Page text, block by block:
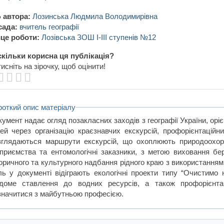
автора: Лозинська Людмила Володимирівна
вчитель географії
роботи: Лозівська ЗОШ І-ІІІ ступенів №12
корисна ця публікація?
на зірочку, щоб оцінити!
опис матеріалу
надає огляд позакласних заходів з географії України,
через організацію краєзнавчих екскурсій,
маршрути екскурсій, що охоплюють
та ентомологічні заказники, з метою виховання
та культурного надбання рідного краю з
у документі відіграють екологічні проекти типу
ставлення до водних ресурсів, а також
з майбутньою професією.